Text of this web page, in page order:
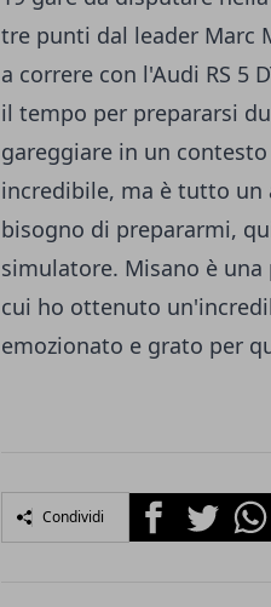
tre punti dal leader Marc
a correre con l'Audi RS 5
il tempo per prepararsi
gareggiare in un
incredibile, ma è tutto un
bisogno di prepararmi,
simulatore. Misano è
cui ho ottenuto
emozionato e grato per
Condividi FacebookTwitter